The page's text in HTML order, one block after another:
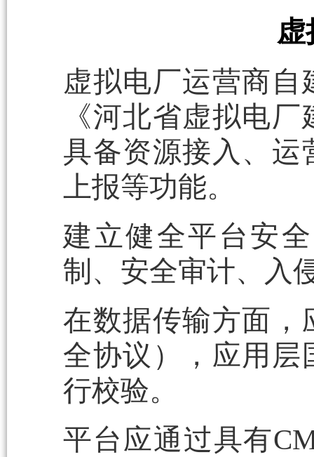
虚
虚拟电厂运营商
《河北省虚拟电
具备资源接入、运
上报等功能。
建立健全平台安
制、安全审计、入
在数据传输方面，
全协议），应用层
行校验。
平台应通过具有